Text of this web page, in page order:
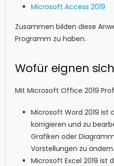
Microsoft Access 2019
Zusammen bilden diese
Programm zu haben.
Wofür eignen
Mit Microsoft Office 2019
Microsoft Word 2019 ist
korrigieren und zu
Grafiken oder
Vorstellungen zu ändern.
Microsoft Excel 2019 ist